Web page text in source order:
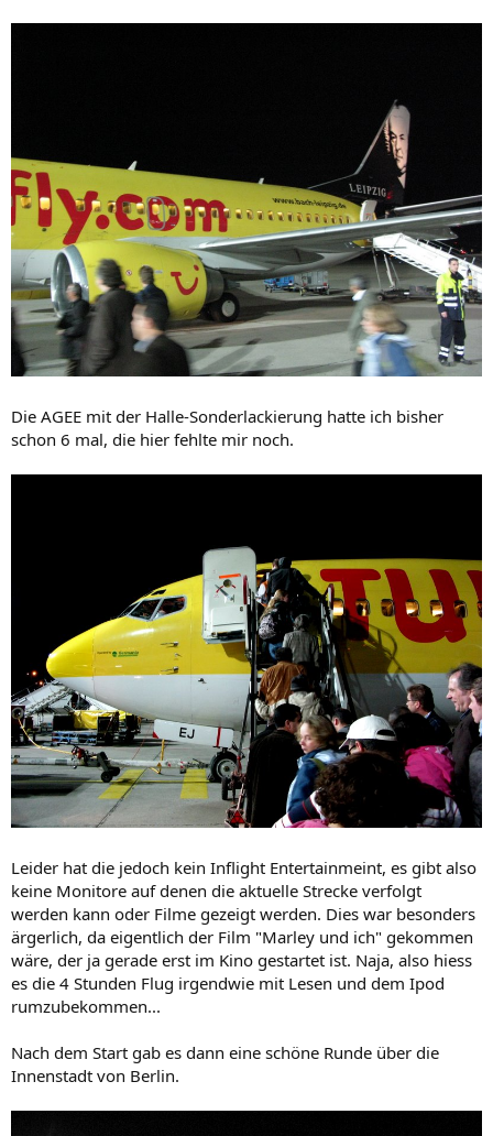
Die AGEE mit der Halle-Sonderlackierung hatte ich bisher
schon 6 mal, die hier fehlte mir noch.
Leider hat die jedoch kein Inflight Entertainmeint, es gibt also
keine Monitore auf denen die aktuelle Strecke verfolgt
werden kann oder Filme gezeigt werden. Dies war besonders
ärgerlich, da eigentlich der Film "Marley und ich" gekommen
wäre, der ja gerade erst im Kino gestartet ist. Naja, also hiess
es die 4 Stunden Flug irgendwie mit Lesen und dem Ipod
rumzubekommen...
Nach dem Start gab es dann eine schöne Runde über die
Innenstadt von Berlin.